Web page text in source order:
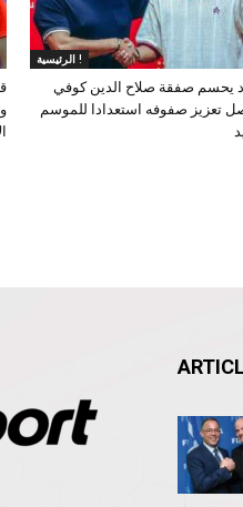
الرئيسية !
يحسم صفقة صلاح الدين كوفي
تعزيز صفوفه استعدادا للموسم